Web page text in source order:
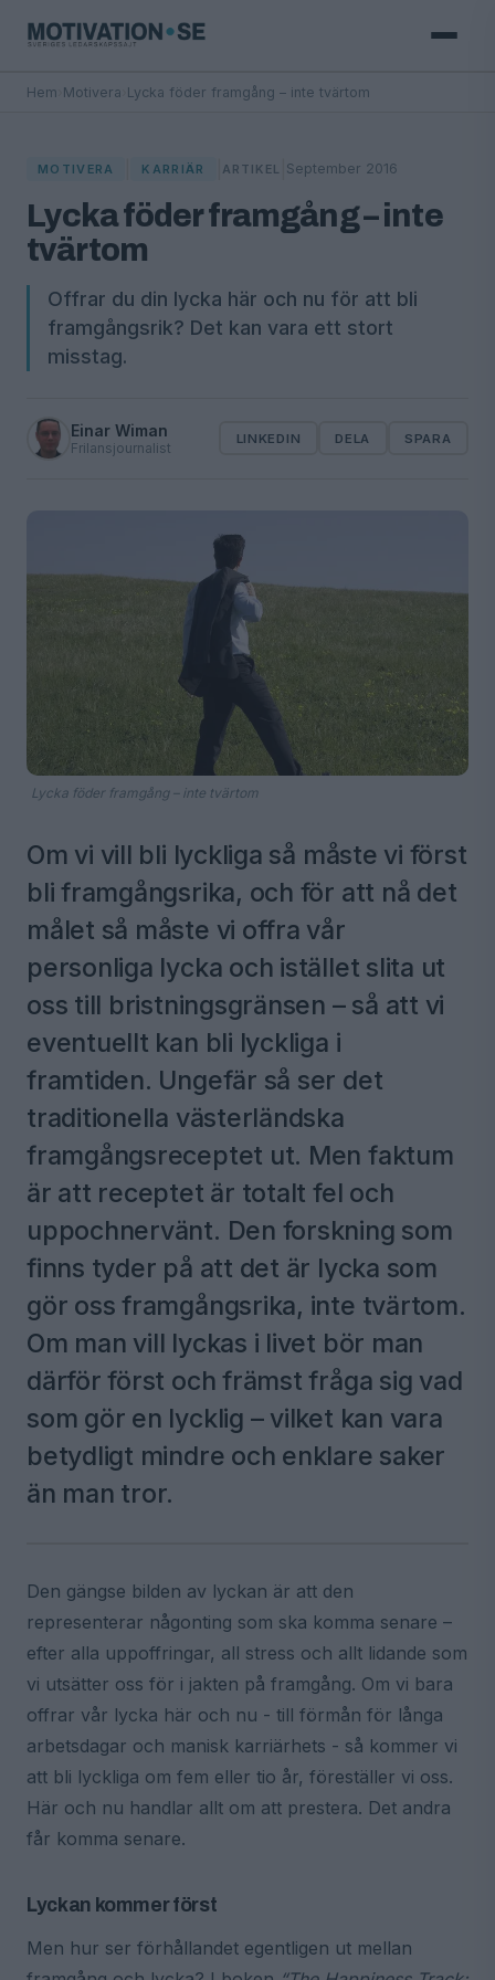
Hem Motivera Lycka föder framgång – inte tvärtom
MOTIVERA KARRIÄR ARTIKEL September 2016
Lycka föder framgång – inte
tvärtom
Offrar du din lycka här och nu för att bli
framgångsrik? Det kan vara ett stort
misstag.
Einar Wiman
Frilansjournalist
LINKEDIN DELA SPARA
Lycka föder framgång – inte tvärtom
Om vi vill bli lyckliga så måste vi först
bli framgångsrika, och för att nå det
målet så måste vi offra vår
personliga lycka och istället slita ut
oss till bristningsgränsen – så att vi
eventuellt kan bli lyckliga i
framtiden. Ungefär så ser det
traditionella västerländska
framgångsreceptet ut. Men faktum
är att receptet är totalt fel och
uppochnervänt. Den forskning som
finns tyder på att det är lycka som
gör oss framgångsrika, inte tvärtom.
Om man vill lyckas i livet bör man
därför först och främst fråga sig vad
som gör en lycklig – vilket kan vara
betydligt mindre och enklare saker
än man tror.
Den gängse bilden av lyckan är att den
representerar någonting som ska komma senare –
efter alla uppoffringar, all stress och allt lidande som
vi utsätter oss för i jakten på framgång. Om vi bara
offrar vår lycka här och nu - till förmån för långa
arbetsdagar och manisk karriärhets - så kommer vi
att bli lyckliga om fem eller tio år, föreställer vi oss.
Här och nu handlar allt om att prestera. Det andra
får komma senare.
Lyckan kommer först
Men hur ser förhållandet egentligen ut mellan